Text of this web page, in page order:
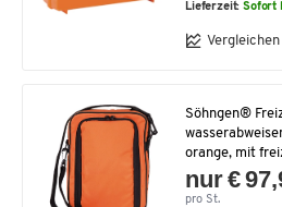
Lieferzeit:Sofort
Vergleichen
Söhngen®
orange, mit
nur €
pro St.